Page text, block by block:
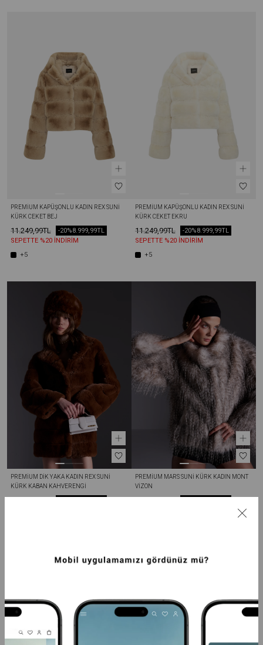
PREMIUM KAPÜŞONLU KADIN REX SUNI
KÜRK CEKET BEJ
11.249,99TL 8.999,99TL
-20%
SEPETTE %20 İNDİRİM
+5
PREMIUM KAPÜŞONLU KADIN REX SUNI
KÜRK CEKET EKRU
11.249,99TL 8.999,99TL
-20%
SEPETTE %20 İNDİRİM
+5
PREMIUM DIK YAKA KADIN REX SUNI
KÜRK KABAN KAHVERENGI
PREMIUM MARS SUNI KÜRK KADIN MONT
VIZON